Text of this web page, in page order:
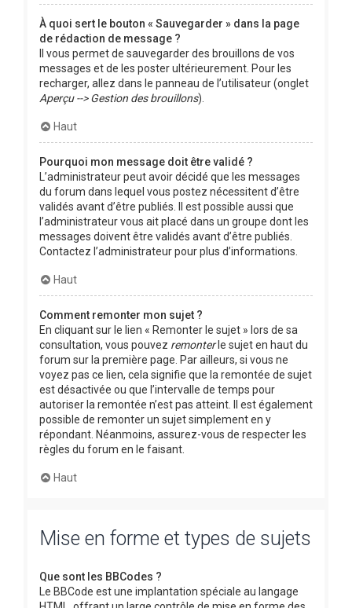
À quoi sert le bouton « Sauvegarder » dans la page
de rédaction de message ?
Il vous permet de sauvegarder des brouillons de vos
messages et de les poster ultérieurement. Pour les
recharger, allez dans le panneau de l’utilisateur (onglet
Aperçu --> Gestion des brouillons).
Haut
Pourquoi mon message doit être validé ?
L’administrateur peut avoir décidé que les messages
du forum dans lequel vous postez nécessitent d’être
validés avant d’être publiés. Il est possible aussi que
l’administrateur vous ait placé dans un groupe dont les
messages doivent être validés avant d’être publiés.
Contactez l’administrateur pour plus d’informations.
Haut
Comment remonter mon sujet ?
En cliquant sur le lien « Remonter le sujet » lors de sa
consultation, vous pouvez remonterle sujet en haut du
forum sur la première page. Par ailleurs, si vous ne
voyez pas ce lien, cela signifie que la remontée de sujet
est désactivée ou que l’intervalle de temps pour
autoriser la remontée n’est pas atteint. Il est également
possible de remonter un sujet simplement en y
répondant. Néanmoins, assurez-vous de respecter les
règles du forum en le faisant.
Haut
Mise en forme et types de sujets
Que sont les BBCodes ?
Le BBCode est une implantation spéciale au langage